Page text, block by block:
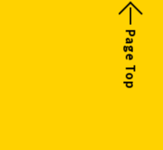
Page Top